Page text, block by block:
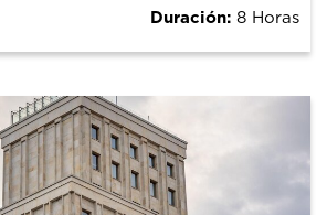
Duración: 8 Horas